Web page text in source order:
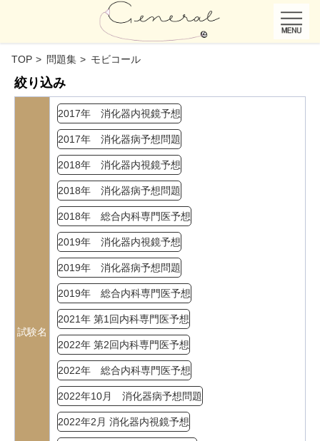
TOP 問題集 モビコール
絞り込み
試験名
2017年 消化器内視鏡予想
2017年 消化器病予想問題
2018年 消化器内視鏡予想
2018年 消化器病予想問題
2018年 総合内科専門医予想
2019年 消化器内視鏡予想
2019年 消化器病予想問題
2019年 総合内科専門医予想
2021年 第1回内科専門医予想
2022年 第2回内科専門医予想
2022年 総合内科専門医予想
2022年10月 消化器病予想問題
2022年2月 消化器内視鏡予想